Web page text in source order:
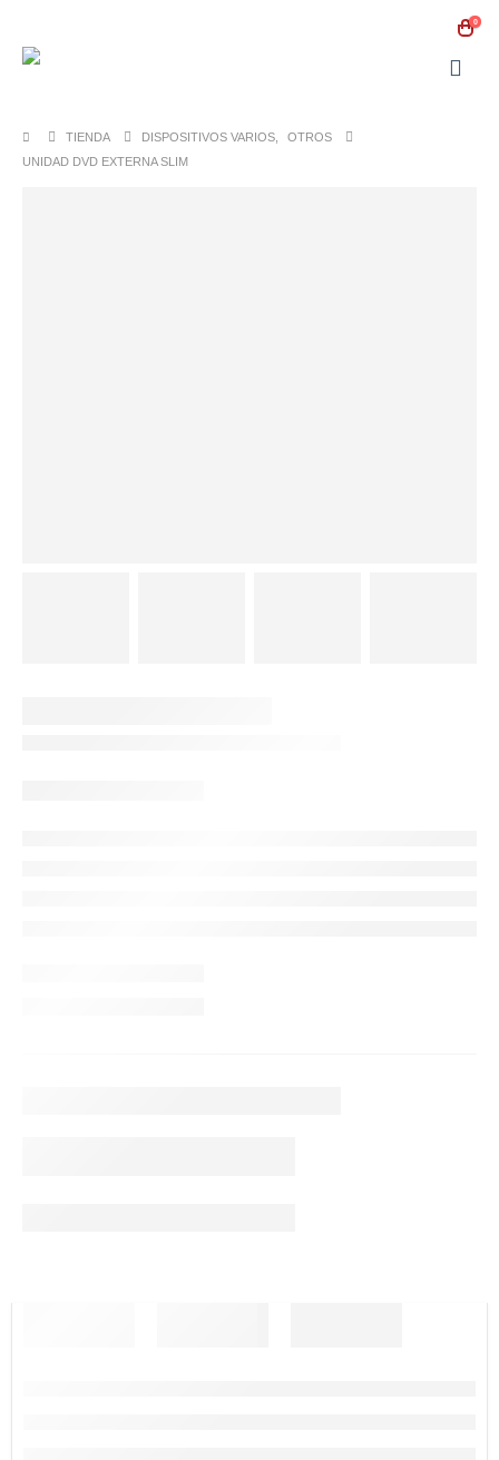
0
TIENDA DISPOSITIVOS VARIOS
OTROS
UNIDAD DVD EXTERNA SLIM